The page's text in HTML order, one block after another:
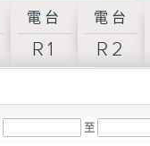
電台
R1
電台
R2
至